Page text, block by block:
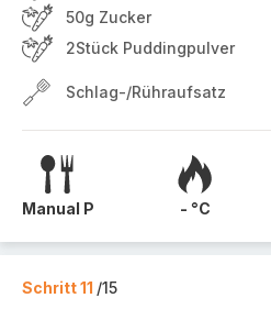
50g Zucker
2Stück Puddingpulver
Schlag-/Rühraufsatz
Manual P - °C
Schritt 11 /15